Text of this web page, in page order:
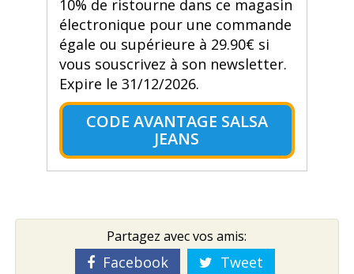
10% de ristourne dans ce magasin
électronique pour une commande
égale ou supérieure à 29.90€ si
vous souscrivez à son newsletter.
Expire le 31/12/2026.
CODE AVANTAGE SALSA
JEANS
Partagez avec vos amis:
Facebook
Tweet